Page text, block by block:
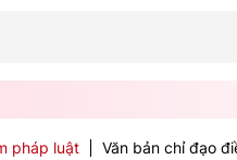
pháp luật Văn bản chỉ đạo